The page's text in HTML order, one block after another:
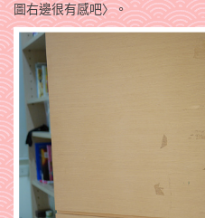
圖右邊很有感吧〉。